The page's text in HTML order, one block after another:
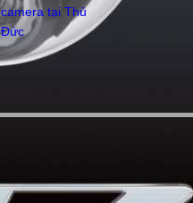
camera tại Thủ
Đức